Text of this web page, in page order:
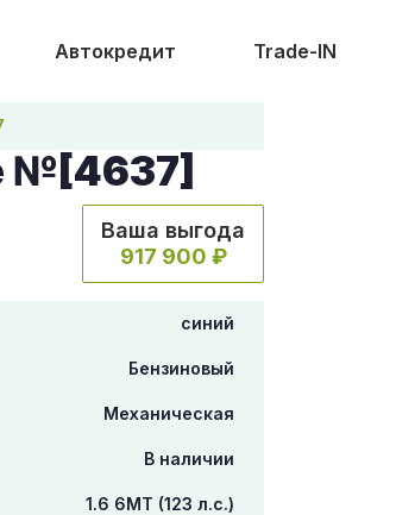
Автокредит Trade-IN
№[4637]
Ваша выгода
917 900 ₽
синий
Бензиновый
Механическая
В наличии
1.6 6МТ (123 л.с.)